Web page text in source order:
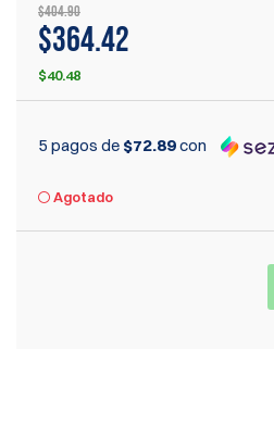
$404.90
$364.42
$40.48
5 pagos de $72.89con
Agotado